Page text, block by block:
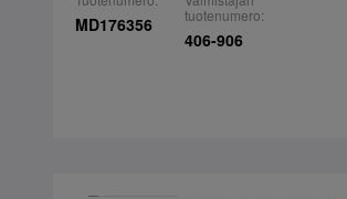
MD176356
tuotenumero:
406-906